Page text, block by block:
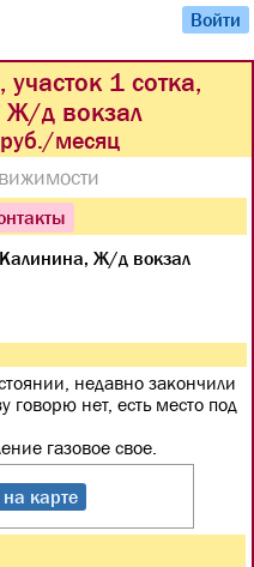
Войти
1 сотка,
Ж/д вокзал
месяц
Ж/д вокзал
недавно закончили
говорю нет, есть место под
газовое свое.
карте